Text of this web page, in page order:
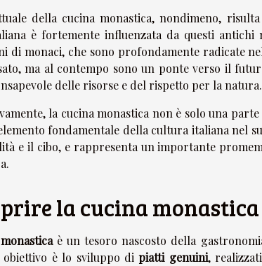
della cucina monastica, nondimeno,
è fortemente influenzata da questi
di monaci, che sono profondamente radicate
ma al contempo sono un ponte verso il
delle risorse e del rispetto per la natura.
la cucina monastica non è solo una
fondamentale della cultura italiana nel
e il cibo, e rappresenta un importante
la cucina monastica
è un tesoro nascosto della
obiettivo è lo sviluppo dipiatti genuini,